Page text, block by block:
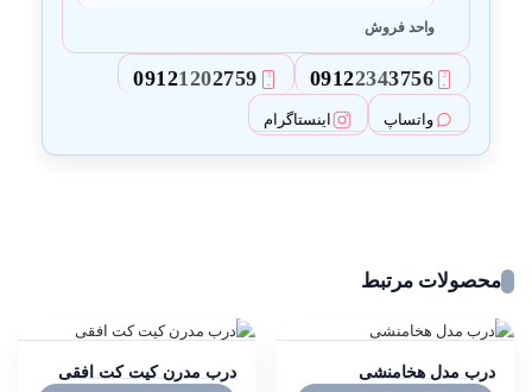
واحد فروش
2
09122343756
3
09121202759
واتساپ اینستاگرام
محصولات مرتبط
درب مدل هخامنشی درب مدرن کیت کت افقی